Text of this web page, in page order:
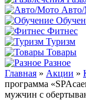
Фитнес
Туризм
Товары
Разное
Главная » Акции »
программа
мужчин с